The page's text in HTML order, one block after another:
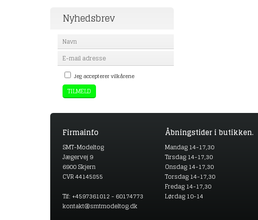
Nyhedsbrev
Jeg accepterer vilkårene
Firmainfo
SMT-Modeltog
Jægervej 9
6900 Skjern
CVR 44145855
Tlf: +4597361012 - 60174773
kontakt@smtmodeltog.dk
Åbningstider i butikken.
Mandag 14-17,30
Tirsdag 14-17,30
Onsdag 14-17,30
Torsdag 14-17,30
Fredag 14-17,30
Lørdag 10-14